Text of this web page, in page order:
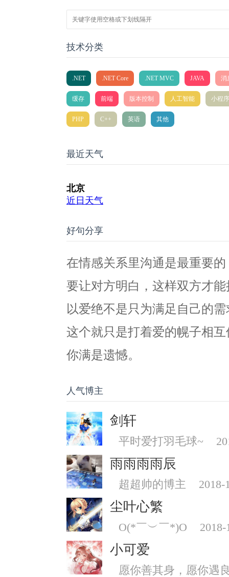
技术分类
.NET .NET Core .NET MVC JAVA 消
缓存 前端 版本控制 人工智能 小程序
PHP C++ 英语 其他
最近天气
好句分享
在情感关系里沟通是最重要
要让对方明白，这样双方才
以爱绝不是只为满足自己的
这个就只是打着爱的幌子相
你满是遗憾。
人气博主
剑轩
平时爱打羽毛球~
雨雨雨雨辰
超超帅的博主 2018-
尘叶心繁
O(*￣︶￣*)O 2018-
小可爱
愿你善其身，愿你遇